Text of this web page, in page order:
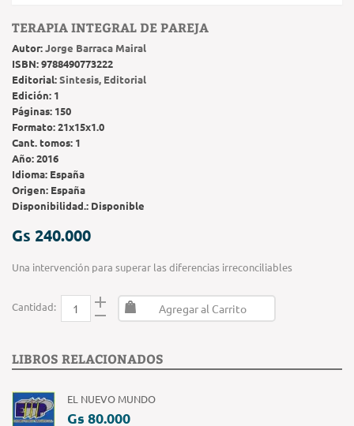
TERAPIA INTEGRAL DE PAREJA
Autor:Jorge Barraca Mairal
ISBN:9788490773222
Editorial:Sintesis, Editorial
Edición: 1
Páginas: 150
Formato:21x15x1.0
Cant. tomos: 1
Año:2016
Idioma: España
Origen: España
Disponibilidad.: Disponible
Gs 240.000
Una intervención para superar las diferencias irreconciliables
Cantidad: Agregar al Carrito
LIBROS RELACIONADOS
EL NUEVO MUNDO
Gs 80.000